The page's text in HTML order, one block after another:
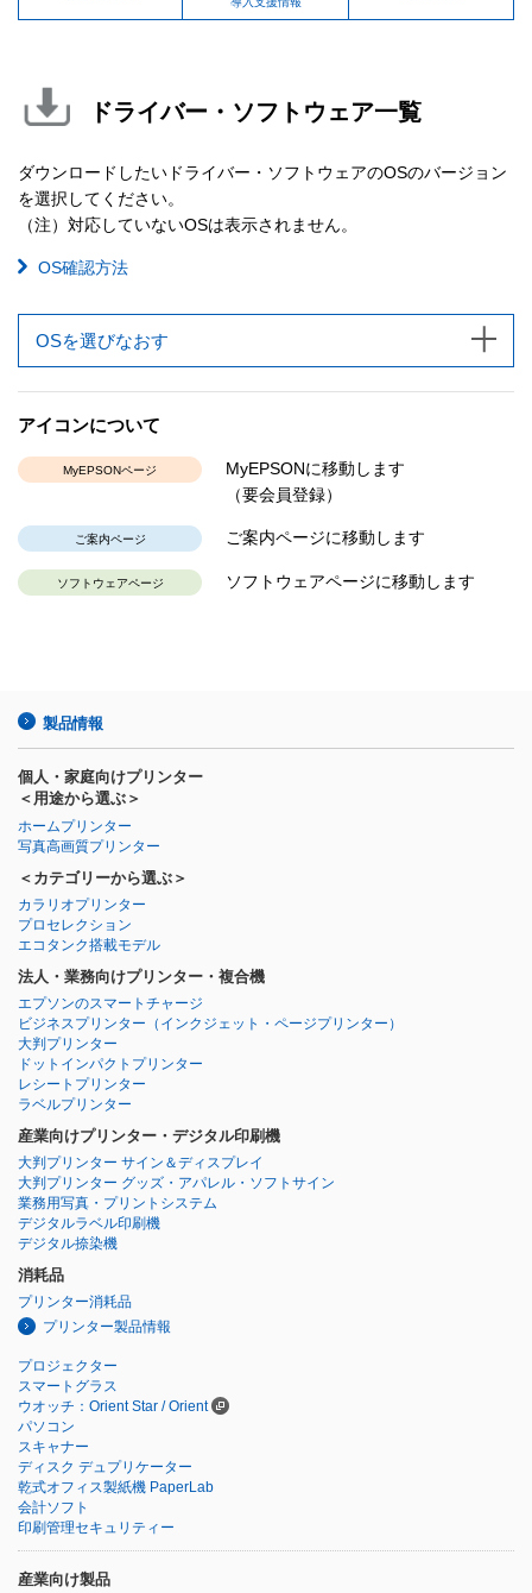
ドライバー・ソフトウェア一覧
ダウンロードしたいドライバー・ソフトウェアのOSのバージョン
を選択してください。
（注）対応していないOSは表示されません。
OS確認方法
OSを選びなおす
アイコンについて
MyEPSONページ
MyEPSONに移動します
（要会員登録）
ご案内ページ ご案内ページに移動します
ソフトウェアページ ソフトウェアページに移動します
製品情報
個人・家庭向けプリンター
＜用途から選ぶ＞
ホームプリンター
写真高画質プリンター
＜カテゴリーから選ぶ＞
カラリオプリンター
プロセレクション
エコタンク搭載モデル
法人・業務向けプリンター・複合機
エプソンのスマートチャージ
ビジネスプリンター （インクジェット・ページプリンター）
大判プリンター
ドットインパクトプリンター
レシートプリンター
ラベルプリンター
産業向けプリンター・デジタル印刷機
大判プリンター サイン＆ディスプレイ
大判プリンター グッズ・アパレル・ソフトサイン
業務用写真・プリントシステム
デジタルラベル印刷機
デジタル捺染機
消耗品
プリンター消耗品
プリンター製品情報
プロジェクター
スマートグラス
ウオッチ：Orient Star / Orient
パソコン
スキャナー
ディスク デュプリケーター
乾式オフィス製紙機 PaperLab
会計ソフト
印刷管理セキュリティー
産業向け製品